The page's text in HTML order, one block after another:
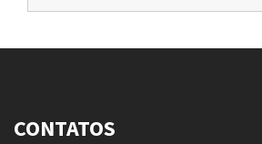
CONTATOS